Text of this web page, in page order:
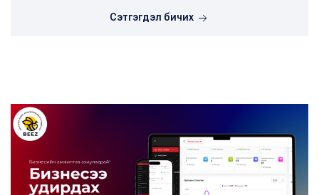
Сэтгэгдэл бичих